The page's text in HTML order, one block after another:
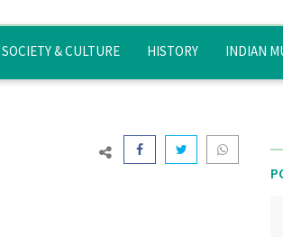
SOCIETY & CULTURE HISTORY INDIAN